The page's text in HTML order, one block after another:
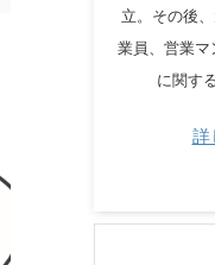
立。その後
業員、営業マ
に関す
詳